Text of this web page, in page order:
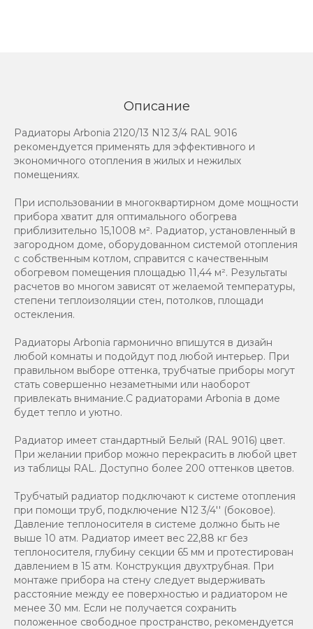
Описание
Радиаторы Arbonia 2120/13 N12 3/4 RAL 9016
рекомендуется применять для эффективного и
экономичного отопления в жилых и нежилых
помещениях.
При использовании в многоквартирном доме мощности
прибора хватит для оптимального обогрева
приблизительно 15,1008 м². Радиатор, установленный в
загородном доме, оборудованном системой отопления
с собственным котлом, справится с качественным
обогревом помещения площадью 11,44 м². Результаты
расчетов во многом зависят от желаемой температуры,
степени теплоизоляции стен, потолков, площади
остекления.
Радиаторы Arbonia гармонично впишутся в дизайн
любой комнаты и подойдут под любой интерьер. При
правильном выборе оттенка, трубчатые приборы могут
стать совершенно незаметными или наоборот
привлекать внимание.С радиаторами Аrbonia в доме
будет тепло и уютно.
Радиатор имеет стандартный Белый (RAL 9016) цвет.
При желании прибор можно перекрасить в любой цвет
из таблицы RAL. Доступно более 200 оттенков цветов.
Трубчатый радиатор подключают к системе отопления
при помощи труб, подключение N12 3/4'' (боковое).
Давление теплоносителя в системе должно быть не
выше 10 атм. Радиатор имеет вес 22,88 кг без
теплоносителя, глубину секции 65 мм и протестирован
давлением в 15 атм. Конструкция двухтрубная. При
монтаже прибора на стену следует выдерживать
расстояние между ее поверхностью и радиатором не
менее 30 мм. Если не получается сохранить
положенное свободное пространство, рекомендуется